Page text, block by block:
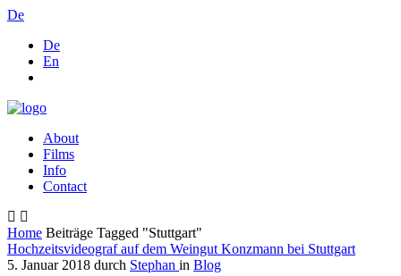
De
De
En
About
Films
Info
Contact
Home Beiträge Tagged "Stuttgart"
Hochzeitsvideograf auf dem Weingut Konzmann bei Stuttgart
5. Januar 2018 durch Stephan in Blog